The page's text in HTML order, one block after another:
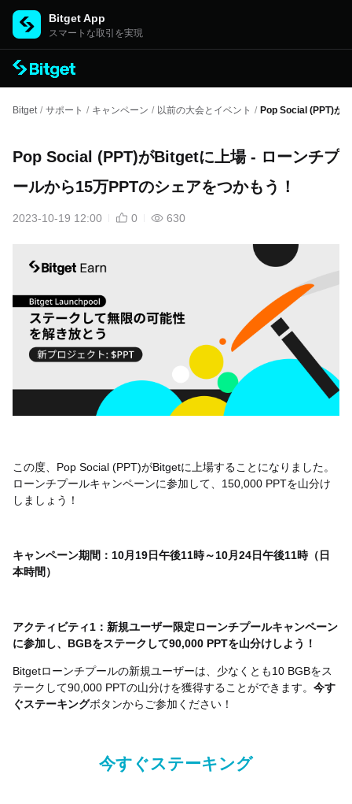
Bitget App
スマートな取引を実現
Bitget / サポート / キャンペーン / 以前の大会とイベント / Pop Social (PPT)が
Pop Social (PPT)がBitgetに上場 - ローンチプ
ールから15万PPTのシェアをつかもう！
2023-10-19 12:00 0 630
この度、 Pop Social (PPT)がBitgetに上場することになりました。
ローンチプールキャンペーンに参加して、 150,000 PPTを山分け
しましょう！
キャンペーン期間： 10月 19日午後11時～10月 24日午後11時（日
本時間）
アクティビティ1 ：新規ユーザー限定ローンチプールキャンペーン
に参加し、 BGBをステークして90,000 PPTを山分けしよう！
Bitgetローンチプールの新規ユーザーは、少なくとも10 BGBをス
テークして90,000 PPTの山分けを獲得することができます。 今す
ぐステーキングボタンからご参加ください！
今すぐステーキング